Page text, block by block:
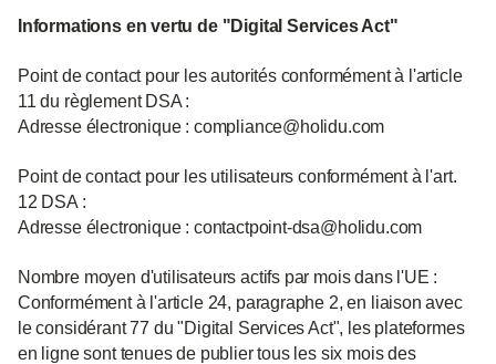
Informations en vertu de "Digital Services Act"
Point de contact pour les autorités conformément à l'article
11 du règlement DSA :
Adresse électronique : compliance@holidu.com
Point de contact pour les utilisateurs conformément à l'art.
12 DSA :
Adresse électronique : contactpoint-dsa@holidu.com
Nombre moyen d'utilisateurs actifs par mois dans l'UE :
Conformément à l'article 24, paragraphe 2, en liaison avec
le considérant 77 du "Digital Services Act", les plateformes
en ligne sont tenues de publier tous les six mois des